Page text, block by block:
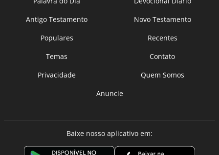
Antigo Testamento
Novo Testamento
Populares
Recentes
Temas
Contato
Privacidade
Quem Somos
Anuncie
Baixe nosso aplicativo em: